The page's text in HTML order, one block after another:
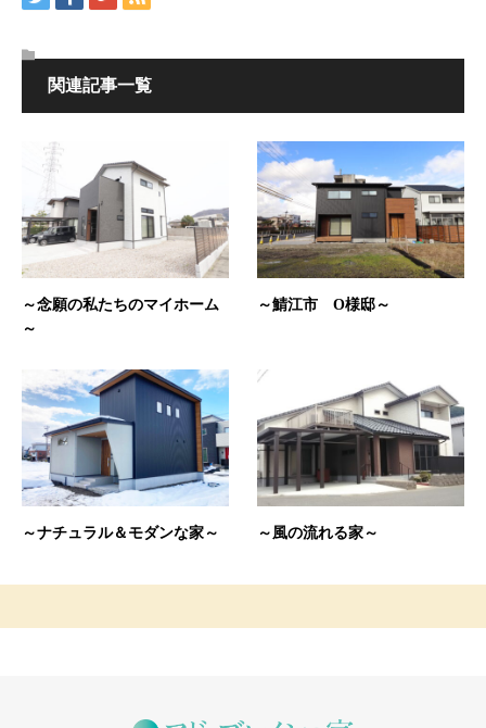
関連記事一覧
～念願の私たちのマイホーム
～
～鯖江市 O様邸～
～ナチュラル＆モダンな家～ ～風の流れる家～